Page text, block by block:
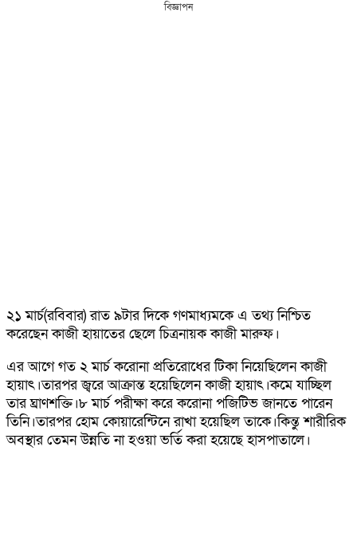
বিজ্ঞাপন
২১ মার্চ(রবিবার) রাত ৯টার দিকে গণমাধ্যমকে এ তথ্য নিশ্চিত
করেছেন কাজী হায়াতের ছেলে চিত্রনায়ক কাজী মারুফ।
এর আগে গত ২ মার্চ করোনা প্রতিরোধের টিকা নিয়েছিলেন কাজী
হায়াৎ।তারপর জ্বরে আক্রান্ত হয়েছিলেন কাজী হায়াৎ।কমে যাচ্ছিল
তার ঘ্রাণশক্তি।৮ মার্চ পরীক্ষা করে করোনা পজিটিভ জানতে পারেন
তিনি।তারপর হোম কোয়ারেন্টিনে রাখা হয়েছিল তাকে।কিন্তু শারীরিক
অবস্থার তেমন উন্নতি না হওয়া ভর্তি করা হয়েছে হাসপাতালে।